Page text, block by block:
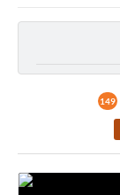
149